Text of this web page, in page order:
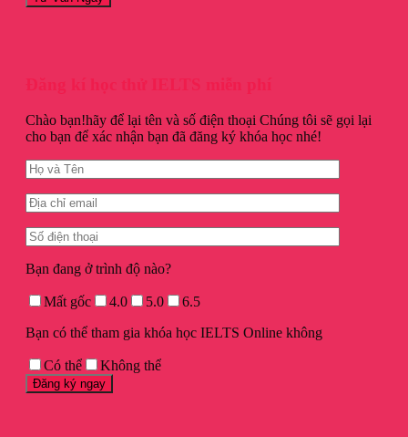
Chào bạn!hãy để lại tên và số điện thoại Chúng tôi sẽ gọi lại
cho bạn để xác nhận bạn đã đăng ký khóa học nhé!
Bạn đang ở trình độ nào?
Mất gốc 4.0 5.0
6.5
Bạn có thể tham gia khóa học IELTS Online không
Có thể Không thể